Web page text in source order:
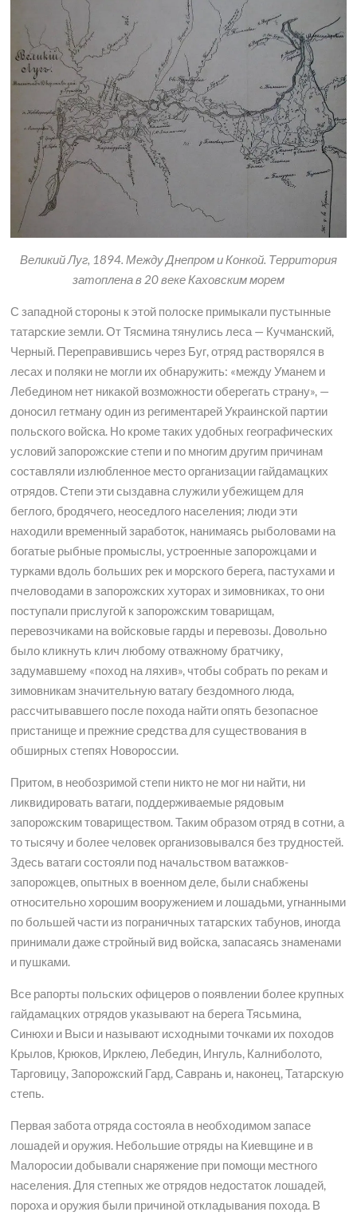
Великий Луг, 1894. Между Днепром и Конкой. Территория
затоплена в 20 веке Каховским морем
С западной стороны к этой полоске примыкали пустынные
татарские земли. От Тясмина тянулись леса — Кучманский,
Черный. Переправившись через Буг, отряд растворялся в
лесах и поляки не могли их обнаружить: «между Уманем и
Лебедином нет никакой возможности оберегать страну», —
доносил гетману один из региментарей Украинской партии
польского войска. Но кроме таких удобных географических
условий запорожские степи и по многим другим причинам
составляли излюбленное место организации гайдамацких
отрядов. Степи эти сыздавна служили убежищем для
беглого, бродячего, неоседлого населения; люди эти
находили временный заработок, нанимаясь рыболовами на
богатые рыбные промыслы, устроенные запорожцами и
турками вдоль больших рек и морского берега, пастухами и
пчеловодами в запорожских хуторах и зимовниках, то они
поступали прислугой к запорожским товарищам,
перевозчиками на войсковые гарды и перевозы. Довольно
было кликнуть клич любому отважному братчику,
задумавшему «поход на ляхив», чтобы собрать по рекам и
зимовникам значительную ватагу бездомного люда,
рассчитывавшего после похода найти опять безопасное
пристанище и прежние средства для существования в
обширных степях Новороссии.
Притом, в необозримой степи никто не мог ни найти, ни
ликвидировать ватаги, поддерживаемые рядовым
запорожским товариществом. Таким образом отряд в сотни, а
то тысячу и более человек организовывался без трудностей.
Здесь ватаги состояли под начальством ватажков-
запорожцев, опытных в военном деле, были снабжены
относительно хорошим вооружением и лошадьми, угнанными
по большей части из пограничных татарских табунов, иногда
принимали даже стройный вид войска, запасаясь знаменами
и пушками.
Все рапорты польских офицеров о появлении более крупных
гайдамацких отрядов указывают на берега Тясьмина,
Синюхи и Выси и называют исходными точками их походов
Крылов, Крюков, Ирклею, Лебедин, Ингуль, Калниболото,
Тарговицу, Запорожский Гард, Саврань и, наконец, Татарскую
степь.
Первая забота отряда состояла в необходимом запасе
лошадей и оружия. Небольшие отряды на Киевщине и в
Малоросии добывали снаряжение при помощи местного
населения. Для степных же отрядов недостаток лошадей,
пороха и оружия были причиной откладывания похода. В